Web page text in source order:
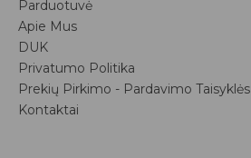
Parduotuvė
Apie Mus
DUK
Privatumo Politika
Prekių Pirkimo - Pardavimo Taisyklės
Kontaktai